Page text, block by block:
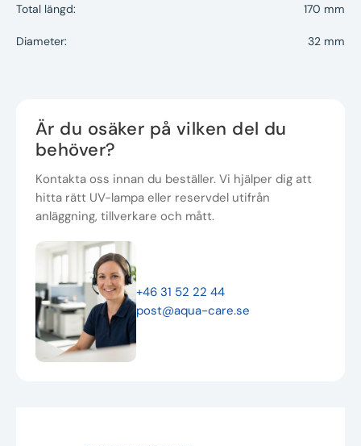
Total längd: 170 mm
Diameter: 32 mm
Är du osäker på vilken del du
behöver?
Kontakta oss innan du beställer. Vi hjälper dig att
hitta rätt UV-lampa eller reservdel utifrån
anläggning, tillverkare och mått.
+46 31 52 22 44
post@aqua-care.se